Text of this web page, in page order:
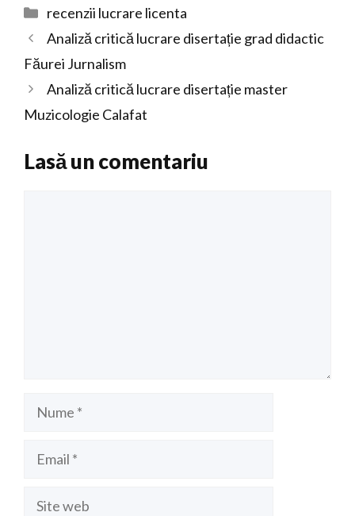
Categorii
recenzii lucrare licenta
Analiză critică lucrare disertație grad didactic
Făurei Jurnalism
Analiză critică lucrare disertație master
Muzicologie Calafat
Lasă un comentariu